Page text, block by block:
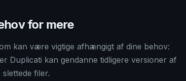
for mere
kan være vigtige afhængigt af dine behov:
Duplicati kan gendanne tidligere versioner af
filer.